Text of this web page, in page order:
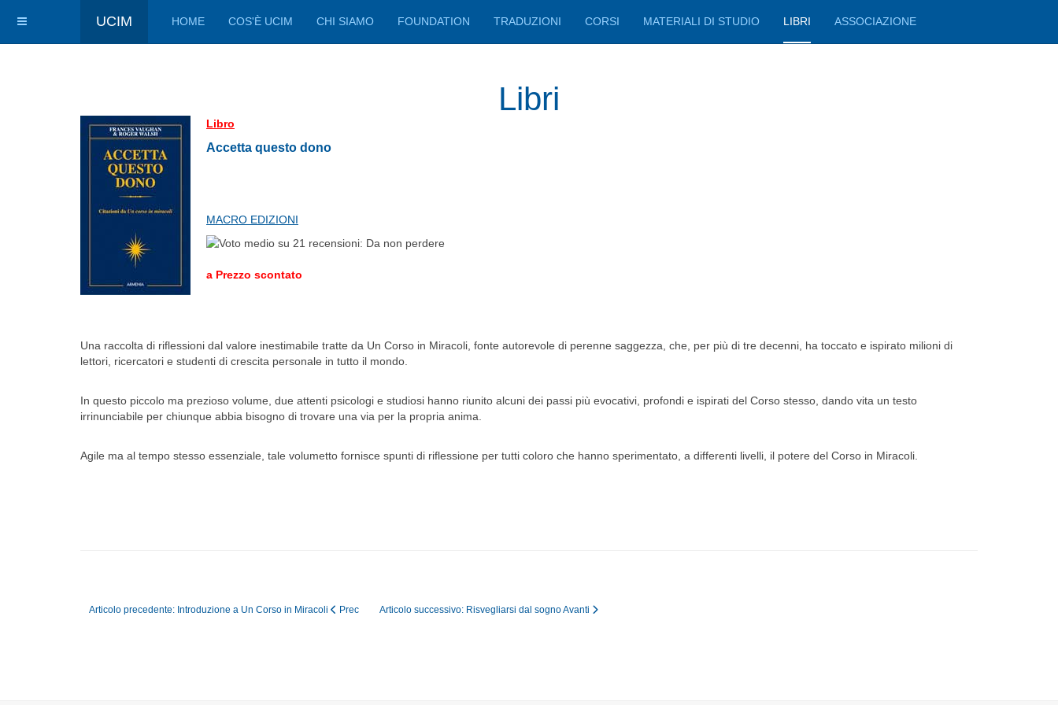
UCIM HOME COS'È UCIM CHI SIAMO FOUNDATION TRADUZIONI CORSI MATERIALI DI STUDIO LIBRI ASSOCIAZIONE
Libri
Libro
Accetta questo dono
MACRO EDIZIONI
a Prezzo scontato
Una raccolta di riflessioni dal valore inestimabile tratte da Un Corso in Miracoli, fonte autorevole di perenne saggezza, che, per più di tre decenni, ha toccato e ispirato milioni di
lettori, ricercatori e studenti di crescita personale in tutto il mondo.
In questo piccolo ma prezioso volume, due attenti psicologi e studiosi hanno riunito alcuni dei passi più evocativi, profondi e ispirati del Corso stesso, dando vita un testo
irrinunciabile per chiunque abbia bisogno di trovare una via per la propria anima.
Agile ma al tempo stesso essenziale, tale volumetto fornisce spunti di riflessione per tutti coloro che hanno sperimentato, a differenti livelli, il potere del Corso in Miracoli.
Articolo precedente: Introduzione a Un Corso in Miracoli Prec Articolo successivo: Risvegliarsi dal sognoAvanti